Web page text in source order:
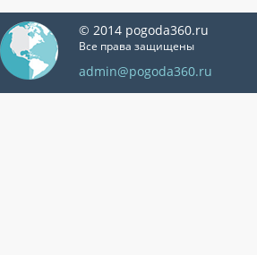
© 2014 pogoda360.ru
Все права защищены
admin@pogoda360.ru